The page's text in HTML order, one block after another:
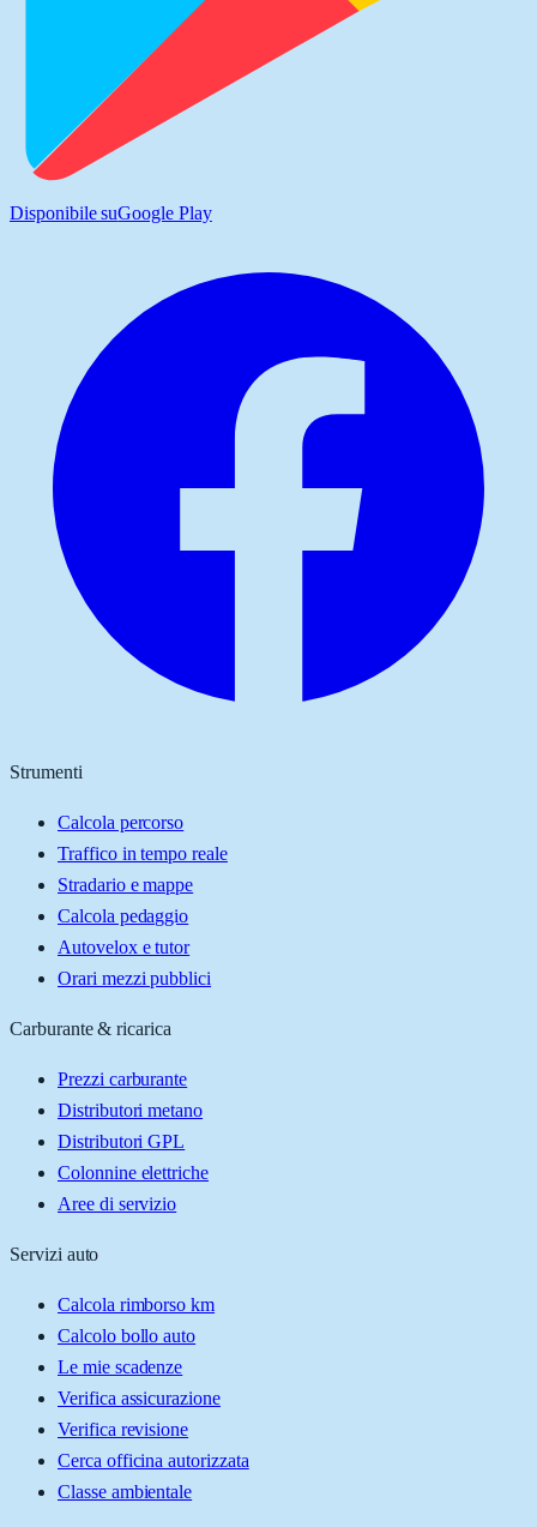
Disponibile suGoogle Play
Strumenti
Calcola percorso
Traffico in tempo reale
Stradario e mappe
Calcola pedaggio
Autovelox e tutor
Orari mezzi pubblici
Carburante & ricarica
Prezzi carburante
Distributori metano
Distributori GPL
Colonnine elettriche
Aree di servizio
Servizi auto
Calcola rimborso km
Calcolo bollo auto
Le mie scadenze
Verifica assicurazione
Verifica revisione
Cerca officina autorizzata
Classe ambientale